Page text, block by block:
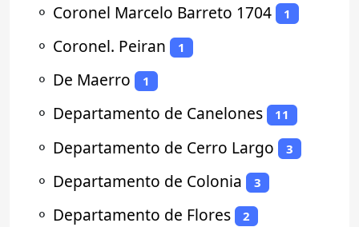
⚬ Coronel Marcelo Barreto 1704 1
⚬ Coronel. Peiran 1
⚬ De Maerro 1
⚬ Departamento de Canelones 11
⚬ Departamento de Cerro Largo 3
⚬ Departamento de Colonia 3
⚬ Departamento de Flores 2